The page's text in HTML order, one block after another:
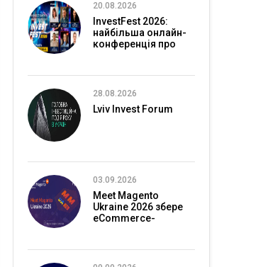
20.08.2026
InvestFest 2026:
найбільша онлайн-
конференція про
28.08.2026
Lviv Invest Forum
03.09.2026
Meet Magento
Ukraine 2026 збере
eCommerce-